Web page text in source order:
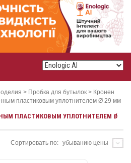
> Пробка для бутылок > Кронен
пластиковым уплотнителем Ø 29 мм
ПЛАСТИКОВЫМ УПЛОТНИТЕЛЕМ Ø
Сортировать по: убыванию цены